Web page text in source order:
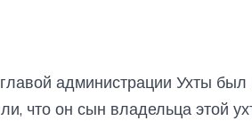
администрации Ухты был
что он сын владельца этой